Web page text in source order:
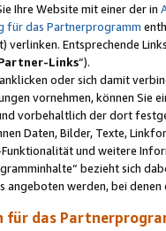
Ihre Website mit einer der in
für das Partnerprogramm
verlinken. Entsprechende
Links“).
oder sich damit
vornehmen, können Sie
vorbehaltlich der dort
Daten, Bilder, Texte,
und weitere
bezieht sich
werden, bei
für das